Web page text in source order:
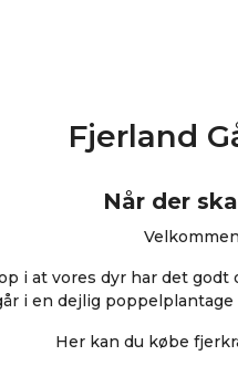
Fjerland
Når der
i at vores dyr har det
i en dejlig
Her kan du købe